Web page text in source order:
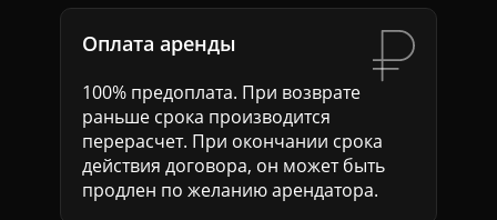
Оплата аренды
100% предоплата. При возврате
раньше срока производится
перерасчет. При окончании срока
действия договора, он может быть
продлен по желанию арендатора.